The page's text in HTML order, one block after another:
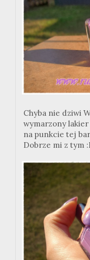
Chyba nie dziwi
wymarzony
na punkcie tej
Dobrze mi z tym